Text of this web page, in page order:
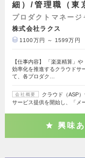
細）/管理職（東
プロダクトマネージ
株式会社ラクス
1100万円 ～ 1599万円
【仕事内容】 「楽楽精算」
効率化を推進するクラウドサ
て、各プロダク…
会社概要
クラウド（ASP
サービス提供を開始し、「メ
興味あ